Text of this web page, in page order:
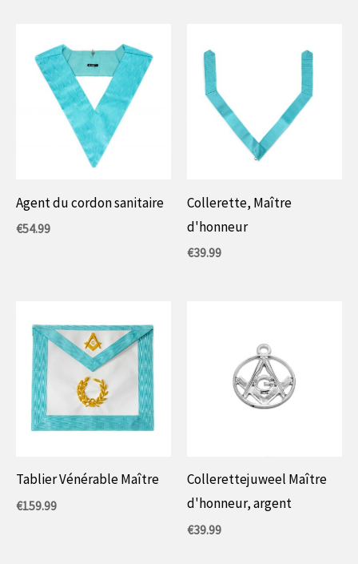
Agent du cordon sanitaire
€54.99
Collerette, Maître
d'honneur
€39.99
Tablier Vénérable Maître
€159.99
Collerettejuweel Maître
d'honneur, argent
€39.99